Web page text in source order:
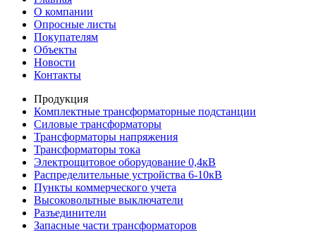
О компании
Опросные листы
Покупателям
Объекты
Новости
Контакты
Продукция
Комплектные трансформаторные подстанции
Силовые трансформаторы
Трансформаторы напряжения
Трансформаторы тока
Электрощитовое оборудование 0,4кВ
Распределительные устройства 6-10кВ
Пункты коммерческого учета
Высоковольтные выключатели
Разъединители
Запасные части трансформаторов